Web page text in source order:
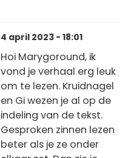
4 april 2023 - 18:01
Hoi Marygoround, ik
vond je verhaal erg leuk
om te lezen. Kruidnagel
en Gi wezen je al op de
indeling van de tekst.
Gesproken zinnen lezen
beter als je ze onder